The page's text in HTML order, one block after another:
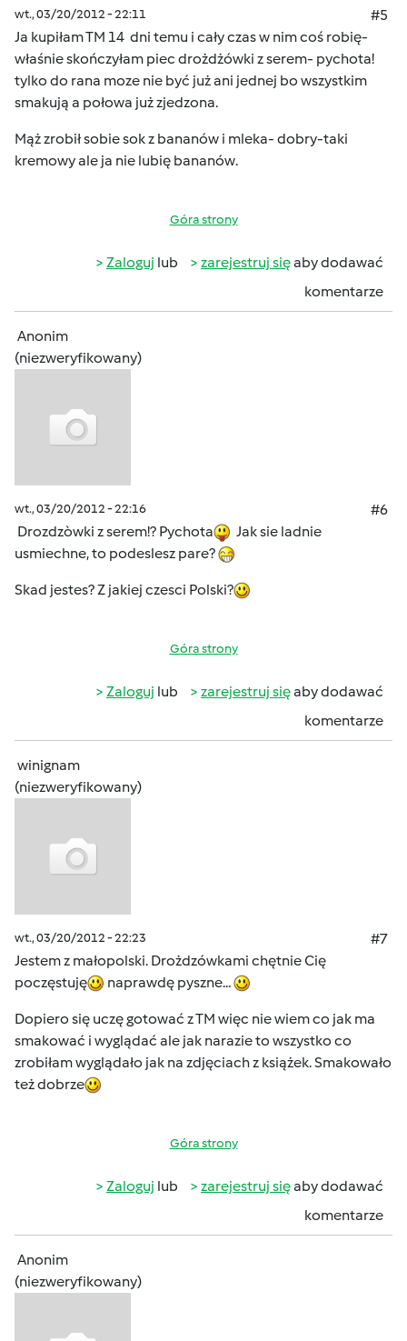
wt., 03/20/2012 - 22:11
#5
Ja kupiłam TM 14 dni temu i cały czas w nim coś robię-
właśnie skończyłam piec drożdżówki z serem- pychota!
tylko do rana moze nie być już ani jednej bo wszystkim
smakują a połowa już zjedzona.
Mąż zrobił sobie sok z bananów i mleka- dobry-taki
kremowy ale ja nie lubię bananów.
Góra strony
Zaloguj lub zarejestruj sięaby dodawać
komentarze
Anonim
(niezweryfikowany)
wt., 03/20/2012 - 22:16
#6
Drozdzòwki z serem!? Pychota
Jak sie ladnie
usmiechne, to podeslesz pare?
Skad jestes? Z jakiej czesci Polski?
Góra strony
Zaloguj lub zarejestruj sięaby dodawać
komentarze
winignam
(niezweryfikowany)
wt., 03/20/2012 - 22:23
#7
Jestem z małopolski. Drożdzówkami chętnie Cię
poczęstuję
naprawdę pyszne...
Dopiero się uczę gotować z TM więc nie wiem co jak ma
smakować i wyglądać ale jak narazie to wszystko co
zrobiłam wyglądało jak na zdjęciach z książek. Smakowało
też dobrze
Góra strony
Zaloguj lub zarejestruj sięaby dodawać
komentarze
Anonim
(niezweryfikowany)